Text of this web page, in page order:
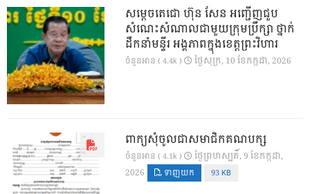
សម្តេចតេជោ ហ៊ុន សែន អញ្ជើញជួប
សំណេះសំណាលជាមួយក្រុមប្រឹក្សា ថ្នាក់
ដឹកនាំមន្ទីរ អង្គភាពក្នុងខេត្តព្រះវិហារ
ចំនួនអាន ( 4.4k ) ថ្ងៃ​សុក្រ, 10 ខែ​កក្កដា, 2026
ពាក្យសុំចូលជាសមាជិកគណបក្ស
ចំនួនអាន ( 4.1k )
ថ្ងៃ​ព្រហស្បតិ៍, 9 ខែ​កក្កដា,
2026
ទាញយក 93 KB